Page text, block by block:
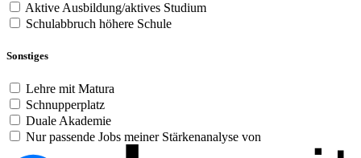
Aktive Ausbildung/aktives Studium
Schulabbruch höhere Schule
Sonstiges
Lehre mit Matura
Schnupperplatz
Duale Akademie
Nur passende Jobs meiner Stärkenanalyse von